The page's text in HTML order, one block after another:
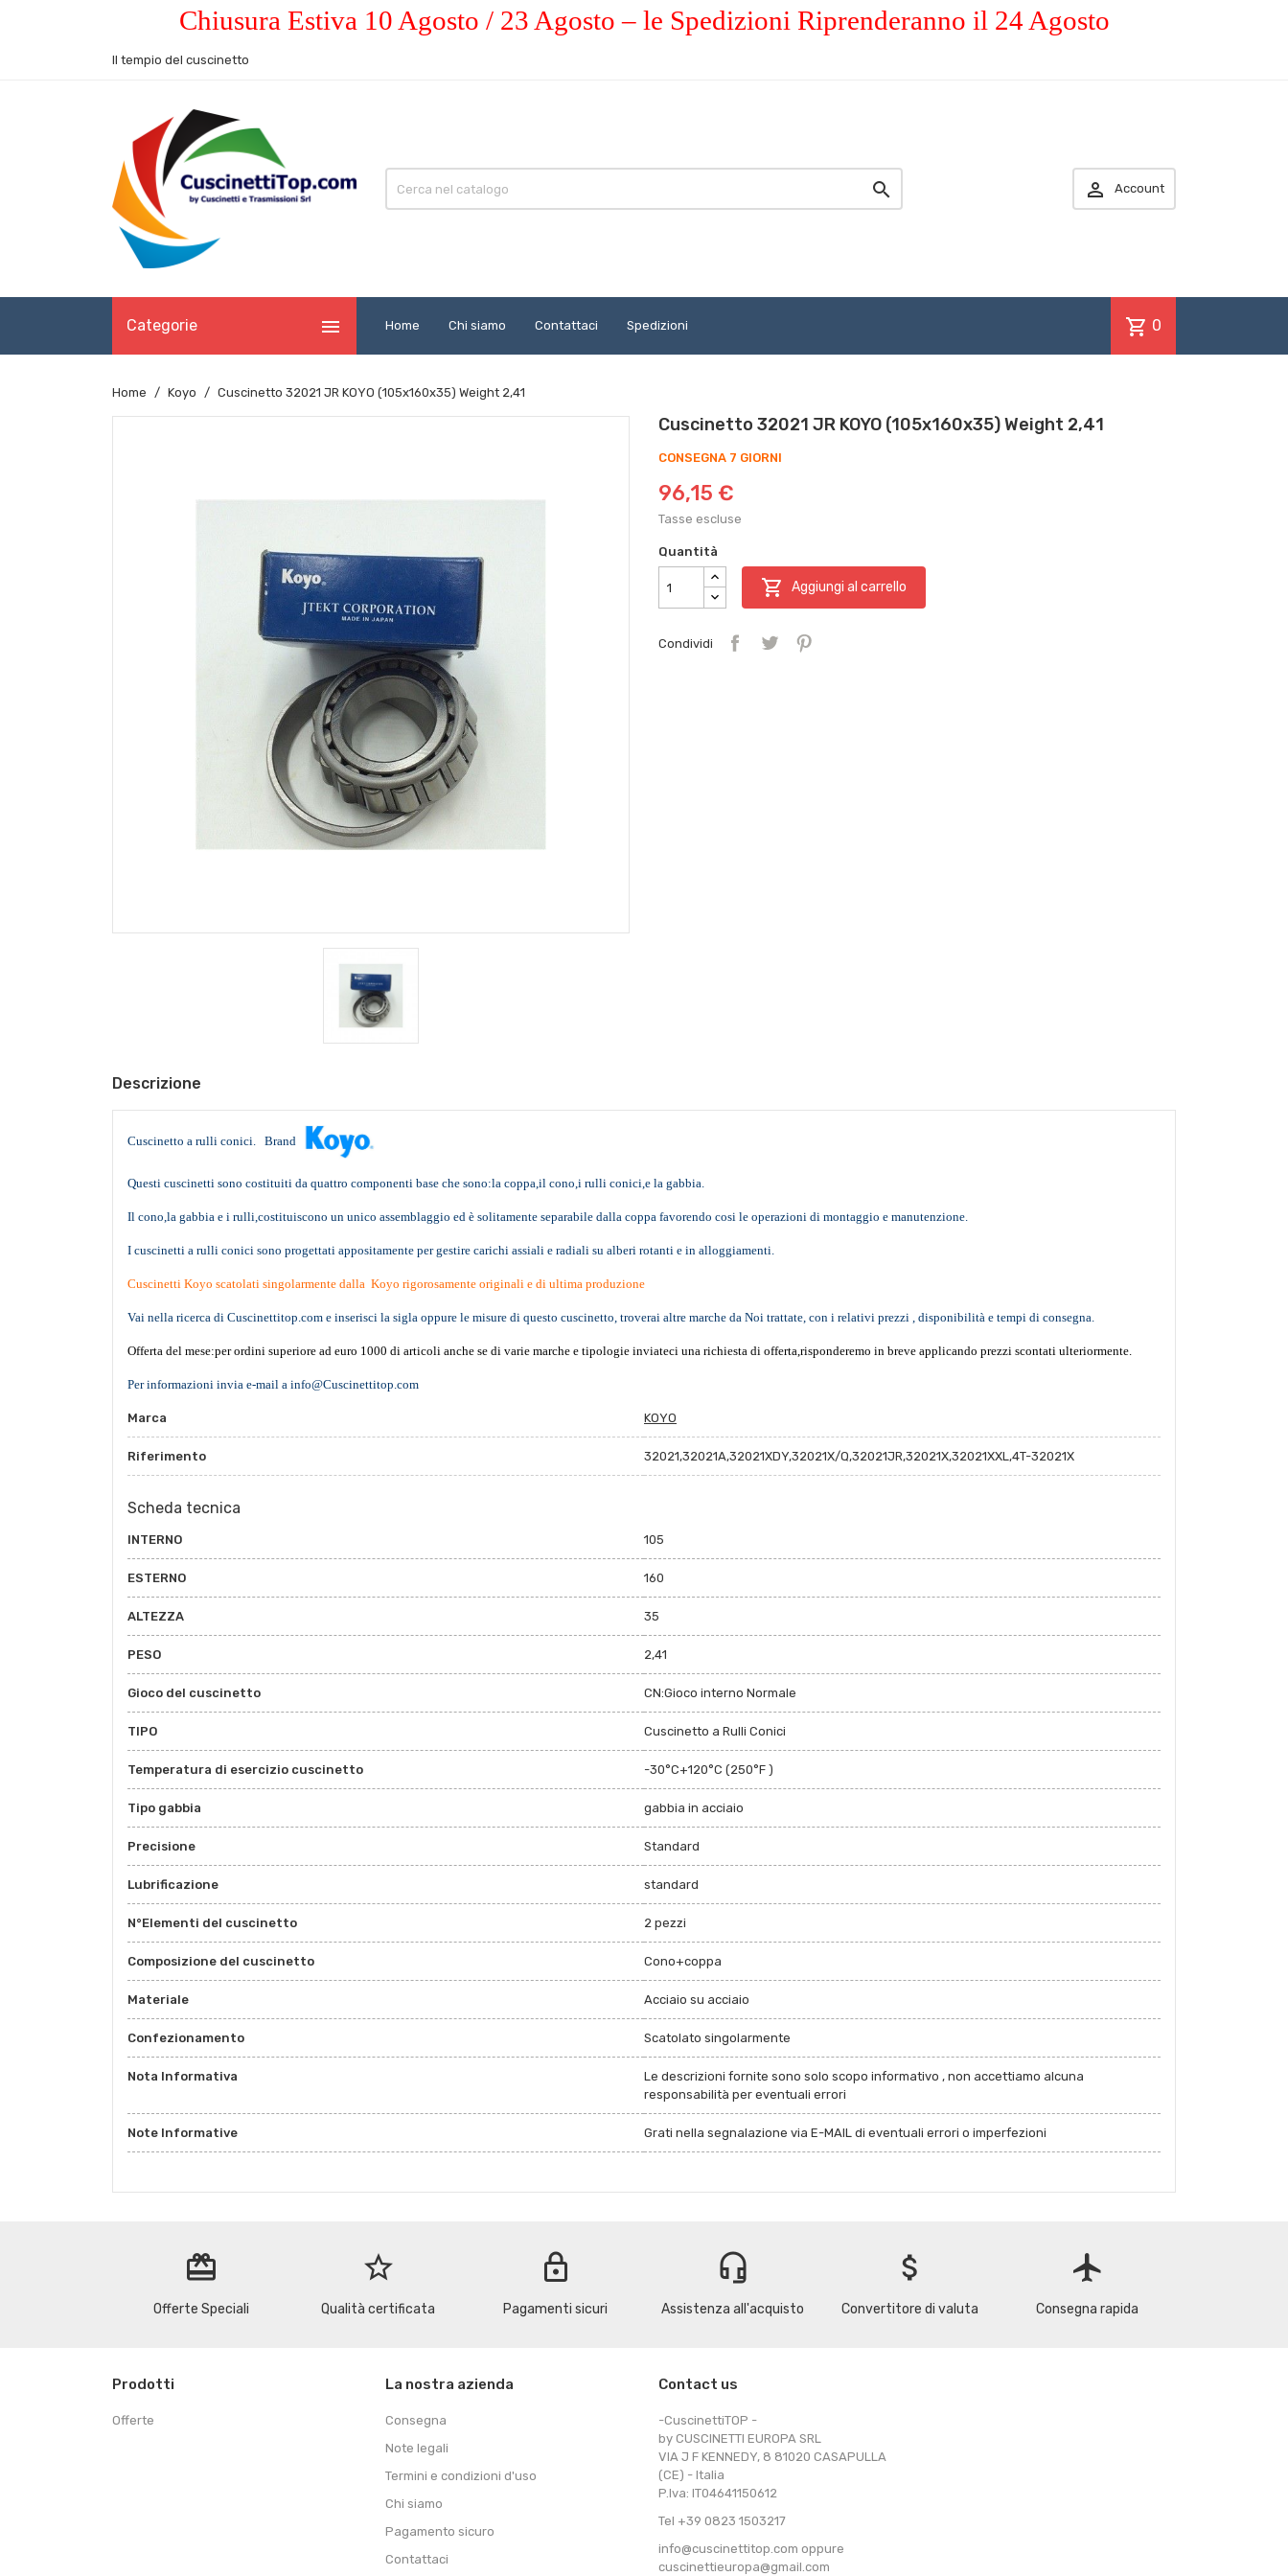
Chiusura Estiva 10 Agosto / 23 Agosto – le Spedizioni Riprenderanno il 24 Agosto
Il tempio del cuscinetto
  Account
Categorie  Home Chi siamo Contattaci Spedizioni shopping_cart 0
Home Koyo Cuscinetto 32021 JR KOYO (105x160x35) Weight 2,41
Cuscinetto 32021 JR KOYO (105x160x35) Weight 2,41
CONSEGNA 7 GIORNI
96,15 €
Tasse escluse
Quantità
 Aggiungi al carrello
Condividi
Descrizione
Cuscinetto a rulli conici. Brand
Questi cuscinetti sono costituiti da quattro componenti base che sono:la coppa,il cono,i rulli conici,e la gabbia.
Il cono,la gabbia e i rulli,costituiscono un unico assemblaggio ed è solitamente separabile dalla coppa favorendo cosi le operazioni di montaggio e manutenzione.
I cuscinetti a rulli conici sono progettati appositamente per gestire carichi assiali e radiali su alberi rotanti e in alloggiamenti.
Cuscinetti Koyo scatolati singolarmente dalla Koyo rigorosamente originali e di ultima produzione
Vai nella ricerca di Cuscinettitop.com e inserisci la sigla oppure le misure di questo cuscinetto, troverai altre marche da Noi trattate, con i relativi prezzi , disponibilità e tempi di consegna.
Offerta del mese:per ordini superiore ad euro 1000 di articoli anche se di varie marche e tipologie inviateci una richiesta di offerta,risponderemo in breve applicando prezzi scontati ulteriormente.
Per informazioni invia e-mail a info@Cuscinettitop.com
Marca KOYO
Riferimento 32021,32021A,32021XDY,32021X/Q,32021JR,32021X,32021XXL,4T-32021X
Scheda tecnica
INTERNO 105
ESTERNO 160
ALTEZZA 35
PESO 2,41
Gioco del cuscinetto CN:Gioco interno Normale
TIPO Cuscinetto a Rulli Conici
Temperatura di esercizio cuscinetto -30°C+120°C (250°F )
Tipo gabbia gabbia in acciaio
Precisione Standard
Lubrificazione standard
N°Elementi del cuscinetto 2 pezzi
Composizione del cuscinetto Cono+coppa
Materiale Acciaio su acciaio
Confezionamento Scatolato singolarmente
Nota Informativa
Le descrizioni fornite sono solo scopo informativo , non accettiamo alcuna
responsabilità per eventuali errori
Note Informative Grati nella segnalazione via E-MAIL di eventuali errori o imperfezioni
redeem
Offerte Speciali
star_border
Qualità certificata
lock
Pagamenti sicuri
headset_mic
Assistenza all'acquisto
attach_money
Convertitore di valuta
flight
Consegna rapida
Prodotti
Offerte
La nostra azienda
Consegna
Note legali
Termini e condizioni d'uso
Chi siamo
Pagamento sicuro
Contattaci
Contact us
-CuscinettiTOP -
by CUSCINETTI EUROPA SRL
VIA J F KENNEDY, 8 81020 CASAPULLA
(CE) - Italia
P.Iva: IT04641150612
Tel +39 0823 1503217
info@cuscinettitop.com oppure
cuscinettieuropa@gmail.com